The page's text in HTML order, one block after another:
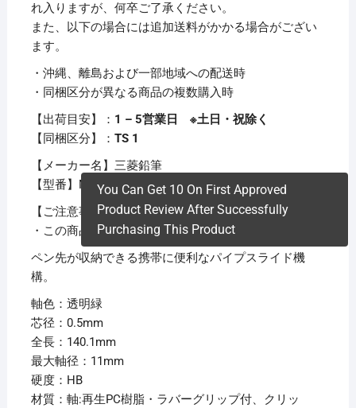
れ入りますが、何卒ご了承ください。
また、以下の場合には追加送料がかかる場合がござい
ます。
・沖縄、離島および一部地域への配送時
・同梱区分が異なる商品の複数購入時
【出荷目安】： 1 – 5営業日 ※土日・祝除く
【同梱区分】： TS 1
【メーカー名】三菱鉛筆
【型番】M5100T.6
【ご注意事項】
・この商品は下記内容×60セットでお届けします。
ペン先が収納できる携帯に便利なパイプスライド機
構。
軸色：透明緑
芯径：0.5mm
全長：140.1mm
最大軸径：11mm
硬度：HB
材質：軸:再生PC樹脂・ラバーグリップ付、クリッ
You Can Get 10 On First Approved
Product Review After Successfully
Purchasing This Product